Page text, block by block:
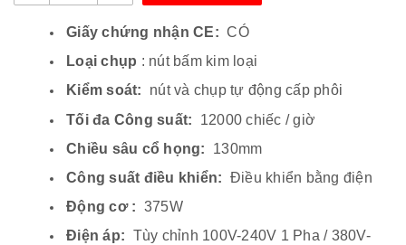
Giấy chứng nhận CE: CÓ
Loại chụp : nút bấm kim loại
Kiểm soát:
nút và chụp tự động cấp phôi
Tối đa Công suất:
12000 chiếc / giờ
Chiều sâu cổ họng:
130mm
Công suất điều khiển: Điều khiển bằng điện
Động cơ : 375W
Điện áp: Tùy chỉnh 100V-240V 1 Pha / 380V-